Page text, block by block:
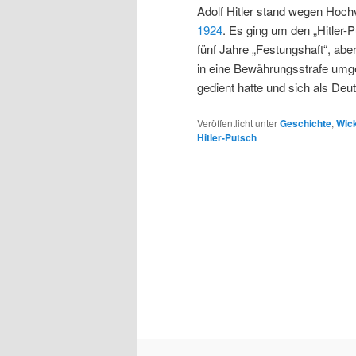
Adolf Hitler stand wegen
1924. Es ging um den „Hitler-
fünf Jahre „Festungshaft“,
in eine Bewährungsstrafe
gedient hatte und sich als
Veröffentlicht unterGeschichte,
Hitler-Putsch